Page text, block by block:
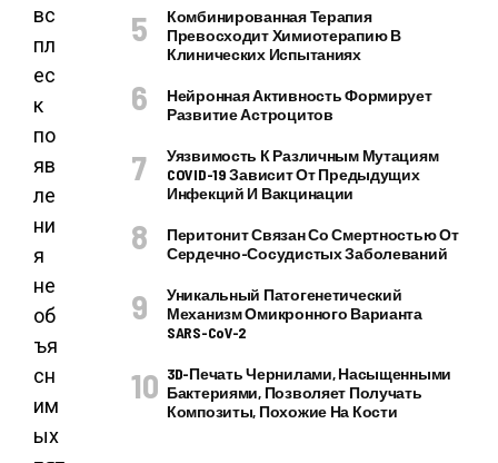
вс
пл
ес
к
по
яв
ле
ни
я
не
об
ъя
сн
им
ых
Комбинированная Терапия
Превосходит Химиотерапию В
Клинических Испытаниях
Нейронная Активность Формирует
Развитие Астроцитов
Уязвимость К Различным Мутациям
COVID-19 Зависит От Предыдущих
Инфекций И Вакцинации
Перитонит Связан Со Смертностью От
Сердечно-Сосудистых Заболеваний
Уникальный Патогенетический
Механизм Омикронного Варианта
SARS-CoV-2
3D-Печать Чернилами, Насыщенными
Бактериями, Позволяет Получать
Композиты, Похожие На Кости